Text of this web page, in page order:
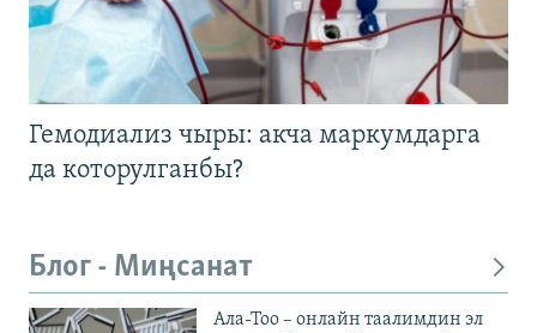
Гемодиализ чыры: акча маркумдарга
да которулганбы?
Блог - Миңсанат
Ала-Тоо – онлайн таалимдин эл